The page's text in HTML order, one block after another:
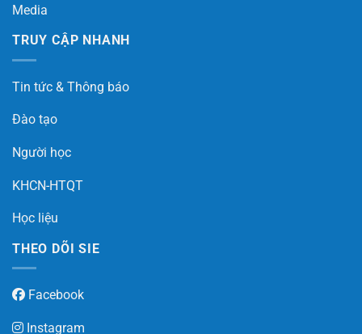
Media
TRUY CẬP NHANH
Tin tức & Thông báo
Đào tạo
Người học
KHCN-HTQT
Học liệu
THEO DÕI SIE
Facebook
Instagram